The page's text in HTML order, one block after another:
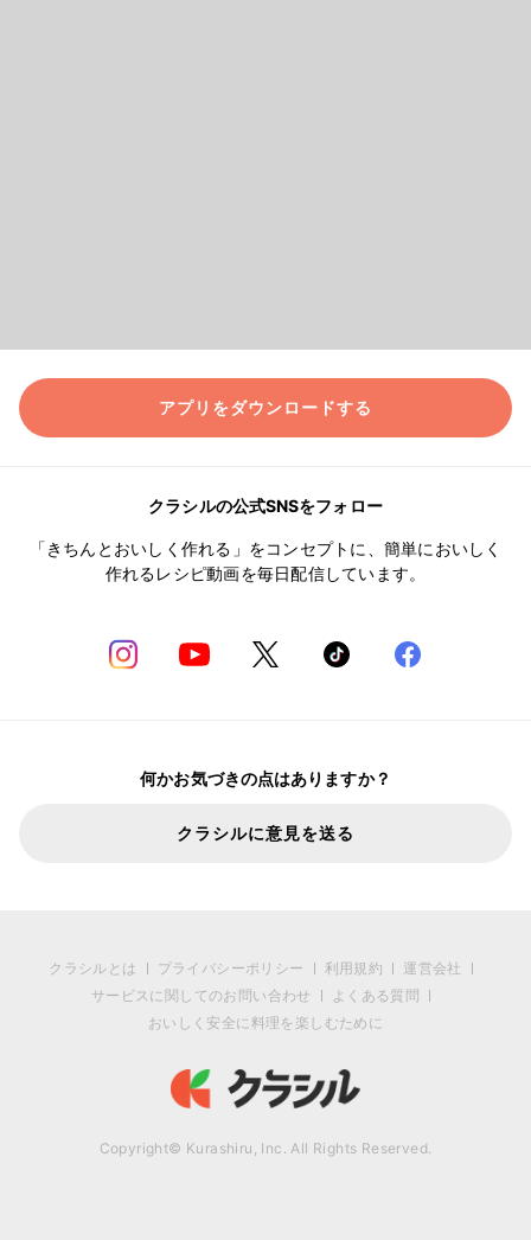
アプリをダウンロードする
クラシルの公式SNSをフォロー
「きちんとおいしく作れる」をコンセプトに、簡単においしく
作れるレシピ動画を毎日配信しています。
何かお気づきの点はありますか？
クラシルに意見を送る
クラシルとは プライバシーポリシー 利用規約
運営会社
サービスに関してのお問い合わせ
よくある質問
おいしく安全に料理を楽しむために
Copyright© Kurashiru, Inc. All Rights Reserved.